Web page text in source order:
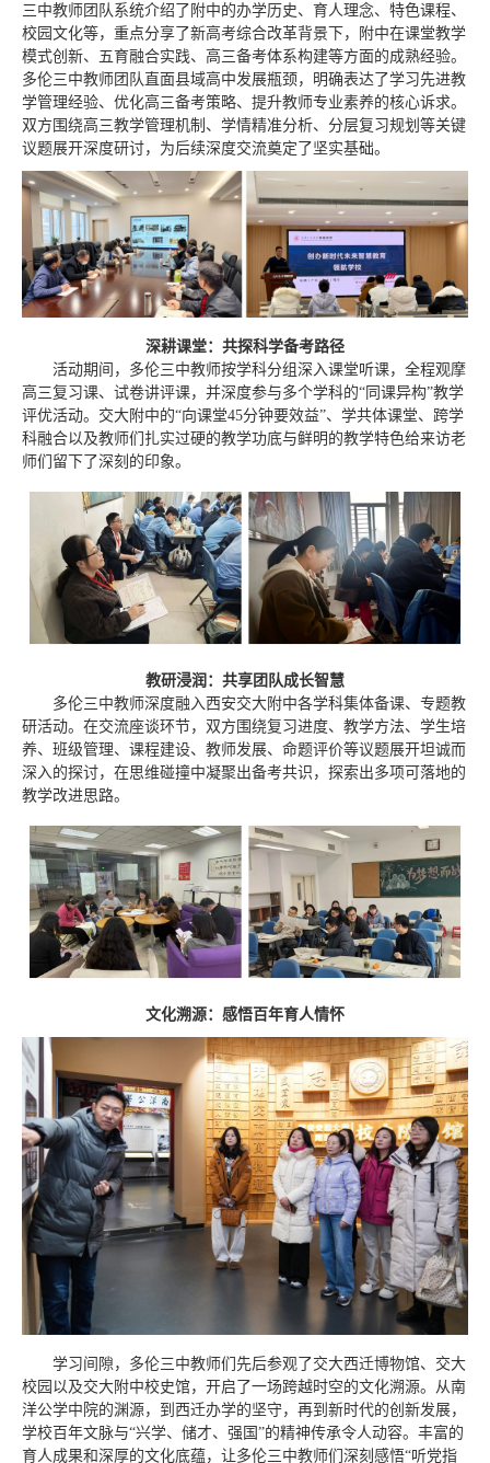
三中教师团队系统介绍了附中的办学历史、育人理念、特色课程、
校园文化等，重点分享了新高考综合改革背景下，附中在课堂教学
模式创新、五育融合实践、高三备考体系构建等方面的成熟经验。
多伦三中教师团队直面县域高中发展瓶颈，明确表达了学习先进教
学管理经验、优化高三备考策略、提升教师专业素养的核心诉求。
双方围绕高三教学管理机制、学情精准分析、分层复习规划等关键
议题展开深度研讨，为后续深度交流奠定了坚实基础。
深耕课堂：共探科学备考路径
活动期间，多伦三中教师按学科分组深入课堂听课，全程观摩
高三复习课、试卷讲评课，并深度参与多个学科的“同课异构”教学
评优活动。交大附中的“向课堂45分钟要效益”、学共体课堂、跨学
科融合以及教师们扎实过硬的教学功底与鲜明的教学特色给来访老
师们留下了深刻的印象。
教研浸润：共享团队成长智慧
多伦三中教师深度融入西安交大附中各学科集体备课、专题教
研活动。在交流座谈环节，双方围绕复习进度、教学方法、学生培
养、班级管理、课程建设、教师发展、命题评价等议题展开坦诚而
深入的探讨，在思维碰撞中凝聚出备考共识，探索出多项可落地的
教学改进思路。
文化溯源：感悟百年育人情怀
学习间隙，多伦三中教师们先后参观了交大西迁博物馆、交大
校园以及交大附中校史馆，开启了一场跨越时空的文化溯源。从南
洋公学中院的渊源，到西迁办学的坚守，再到新时代的创新发展，
学校百年文脉与“兴学、储才、强国”的精神传承令人动容。丰富的
育人成果和深厚的文化底蕴，让多伦三中教师们深刻感悟“听党指